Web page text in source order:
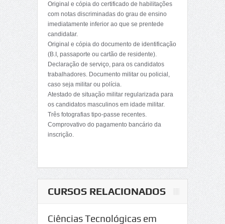
Original e cópia do certificado de habilitações
com notas discriminadas do grau de ensino
imediatamente inferior ao que se prentede
candidatar.
Original e cópia do documento de identificação
(B.I, passaporte ou cartão de residente).
Declaração de serviço, para os candidatos
trabalhadores. Documento militar ou policial,
caso seja militar ou polícia.
Atestado de situação militar regularizada para
os candidatos masculinos em idade militar.
Três fotografias tipo-passe recentes.
Comprovativo do pagamento bancário da
inscrição.
CURSOS RELACIONADOS
Ciências Tecnológicas em